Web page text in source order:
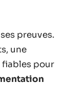
preuves.
une
fiables pour